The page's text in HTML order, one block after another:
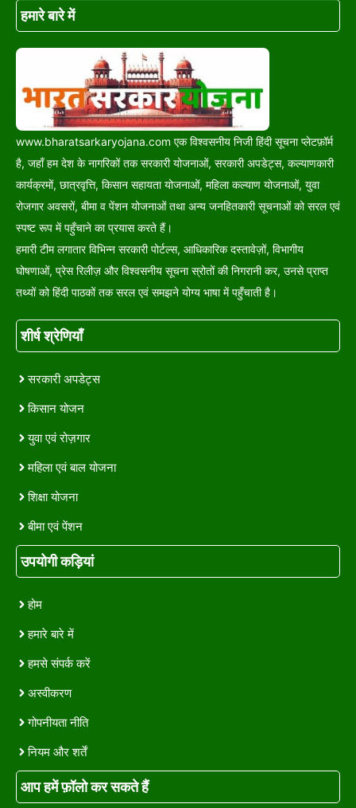
हमारे बारे में
www.bharatsarkaryojana.com एक विश्वसनीय निजी हिंदी सूचना प्लेटफ़ॉर्म
है, जहाँ हम देश के नागरिकों तक सरकारी योजनाओं, सरकारी अपडेट्स, कल्याणकारी
कार्यक्रमों, छात्रवृत्ति, किसान सहायता योजनाओं, महिला कल्याण योजनाओं, युवा
रोजगार अवसरों, बीमा व पेंशन योजनाओं तथा अन्य जनहितकारी सूचनाओं को सरल एवं
स्पष्ट रूप में पहुँचाने का प्रयास करते हैं।
हमारी टीम लगातार विभिन्न सरकारी पोर्टल्स, आधिकारिक दस्तावेज़ों, विभागीय
घोषणाओं, प्रेस रिलीज़ और विश्वसनीय सूचना स्रोतों की निगरानी कर, उनसे प्राप्त
तथ्यों को हिंदी पाठकों तक सरल एवं समझने योग्य भाषा में पहुँचाती है।
शीर्ष श्रेणियाँ
सरकारी अपडेट्स
किसान योजन
युवा एवं रोज़गार
महिला एवं बाल योजना
शिक्षा योजना
बीमा एवं पेंशन
उपयोगी कड़ियां
होम
हमारे बारे में
हमसे संपर्क करें
अस्वीकरण
गोपनीयता नीति
नियम और शर्तें
आप हमें फ़ॉलो कर सकते हैं